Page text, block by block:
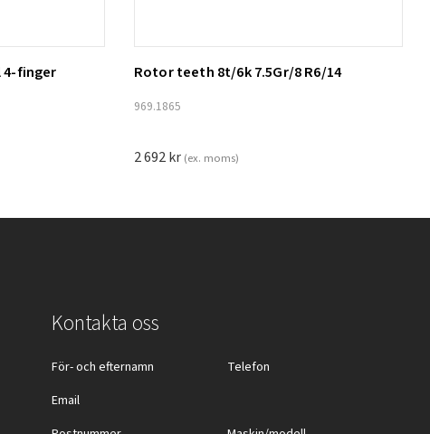
Lägg till i varukorg
4-finger
Rotor teeth 8t/6k 7.5Gr/8 R6/14
969.1865
2 692kr (ex. moms)
Kontakta oss